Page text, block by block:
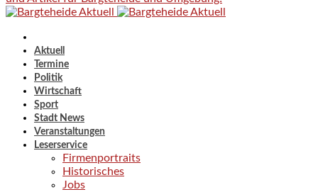
Aktuell
Termine
Politik
Wirtschaft
Sport
Stadt News
Veranstaltungen
Leserservice
Firmenportraits
Historisches
Jobs